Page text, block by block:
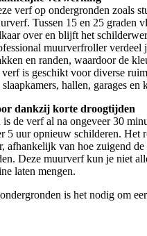
verf op ondergronden zoals
Tussen 15 en 25 graden
over en blijft het
muurverfroller verdeel
en randen, waardoor de
is geschikt voor diverse
hallen, garages en
dankzij korte droogtijden
de verf al na ongeveer 30
5 uur opnieuw schilderen. Het
afhankelijk van hoe zuigend
Deze muurverf kun je niet
laten mengen.
is het nodig om